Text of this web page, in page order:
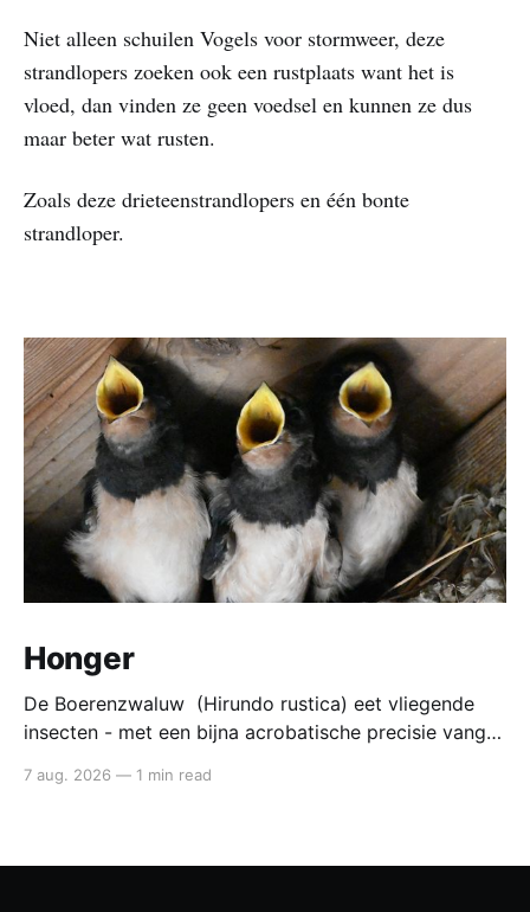
Niet alleen schuilen Vogels voor stormweer, deze
strandlopers zoeken ook een rustplaats want het is
vloed, dan vinden ze geen voedsel en kunnen ze dus
maar beter wat rusten.
Zoals deze drieteenstrandlopers en één bonte
strandloper.
Honger
De Boerenzwaluw (Hirundo rustica) eet vliegende
insecten - met een bijna acrobatische precisie vangt
De boerenzwaluw jaagt altijd in de lucht. Zijn hele
7 aug. 2026 — 1 min read